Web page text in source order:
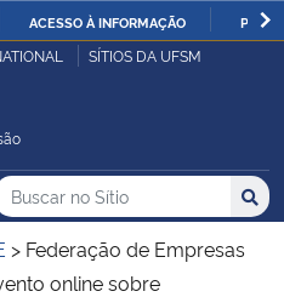
IR
ACESSO À INFORMAÇÃO
SÍTIOS DA UFSM
Sítio no no Sítio
> Federação de Empresas
online sobre